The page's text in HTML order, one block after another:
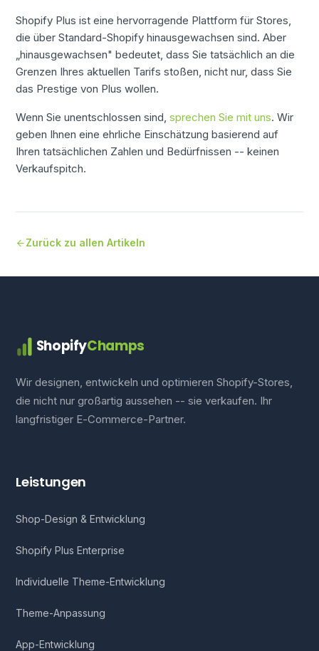
Shopify Plus ist eine hervorragende Plattform für Stores,
die über Standard-Shopify hinausgewachsen sind. Aber
„hinausgewachsen" bedeutet, dass Sie tatsächlich an die
Grenzen Ihres aktuellen Tarifs stoßen, nicht nur, dass Sie
das Prestige von Plus wollen.
Wenn Sie unentschlossen sind,sprechen Sie mit uns. Wir
geben Ihnen eine ehrliche Einschätzung basierend auf
Ihren tatsächlichen Zahlen und Bedürfnissen -- keinen
Verkaufspitch.
Zurück zu allen Artikeln
ShopifyChamps
Wir designen, entwickeln und optimieren Shopify-Stores,
die nicht nur großartig aussehen -- sie verkaufen. Ihr
langfristiger E-Commerce-Partner.
Leistungen
Shop-Design & Entwicklung
Shopify Plus Enterprise
Individuelle Theme-Entwicklung
Theme-Anpassung
App-Entwicklung